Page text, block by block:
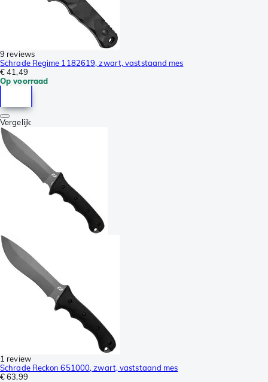
9 reviews
Schrade Regime 1182619, zwart, vaststaand mes
€ 41,49
Op voorraad
Vergelijk
1 review
Schrade Reckon 651000, zwart, vaststaand mes
€ 63,99